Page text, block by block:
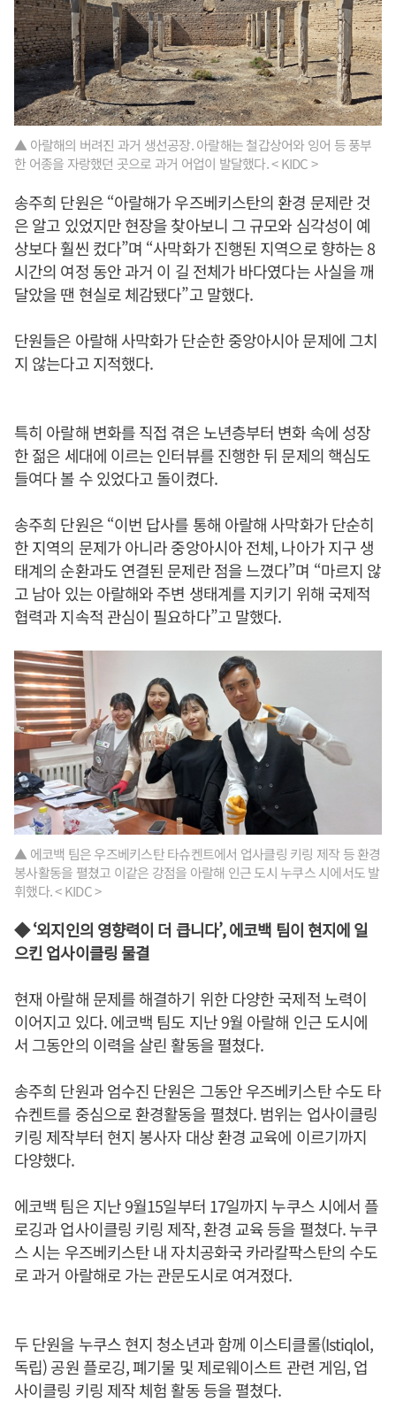
▲ 아랄해의 버려진 과거 생선공장. 아랄해는 철갑상어와 잉어 등 풍부
한 어종을 자랑했던 곳으로 과거 어업이 발달했다. < KIDC >
송주희 단원은 “아랄해가 우즈베키스탄의 환경 문제란 것
은 알고 있었지만 현장을 찾아보니 그 규모와 심각성이 예
상보다 훨씬 컸다”며 “사막화가 진행된 지역으로 향하는 8
시간의 여정 동안 과거 이 길 전체가 바다였다는 사실을 깨
달았을 땐 현실로 체감됐다”고 말했다.
단원들은 아랄해 사막화가 단순한 중앙아시아 문제에 그치
지 않는다고 지적했다.
특히 아랄해 변화를 직접 겪은 노년층부터 변화 속에 성장
한 젊은 세대에 이르는 인터뷰를 진행한 뒤 문제의 핵심도
들여다 볼 수 있었다고 돌이켰다.
송주희 단원은 “이번 답사를 통해 아랄해 사막화가 단순히
한 지역의 문제가 아니라 중앙아시아 전체, 나아가 지구 생
태계의 순환과도 연결된 문제란 점을 느꼈다”며 “마르지 않
고 남아 있는 아랄해와 주변 생태계를 지키기 위해 국제적
협력과 지속적 관심이 필요하다”고 말했다.
▲ 에코백 팀은 우즈베키스탄 타슈켄트에서 업사클링 키링 제작 등 환경
봉사활동을 펼쳤고 이같은 강점을 아랄해 인근 도시 누쿠스 시에서도 발
휘했다. < KIDC >
◆ ‘외지인의 영향력이 더 큽니다’, 에코백 팀이 현지에 일
으킨 업사이클링 물결
현재 아랄해 문제를 해결하기 위한 다양한 국제적 노력이
이어지고 있다. 에코백 팀도 지난 9월 아랄해 인근 도시에
서 그동안의 이력을 살린 활동을 펼쳤다.
송주희 단원과 엄수진 단원은 그동안 우즈베키스탄 수도 타
슈켄트를 중심으로 환경활동을 펼쳤다. 범위는 업사이클링
키링 제작부터 현지 봉사자 대상 환경 교육에 이르기까지
다양했다.
에코백 팀은 지난 9월15일부터 17일까지 누쿠스 시에서 플
로깅과 업사이클링 키링 제작, 환경 교육 등을 펼쳤다. 누쿠
스 시는 우즈베키스탄 내 자치공화국 카라칼팍스탄의 수도
로 과거 아랄해로 가는 관문도시로 여겨졌다.
두 단원을 누쿠스 현지 청소년과 함께 이스티클롤(Istiqlol,
독립) 공원 플로깅, 폐기물 및 제로웨이스트 관련 게임, 업
사이클링 키링 제작 체험 활동 등을 펼쳤다.